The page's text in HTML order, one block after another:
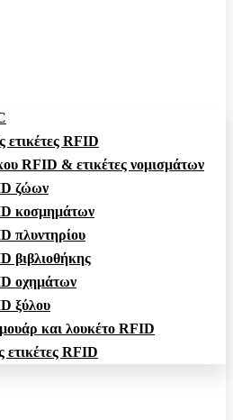
ετικέτες RFID
RFID & ετικέτες νομισμάτων
ζώων
κοσμημάτων
πλυντηρίου
βιβλιοθήκης
οχημάτων
ξύλου
και λουκέτο RFID
ετικέτες RFID